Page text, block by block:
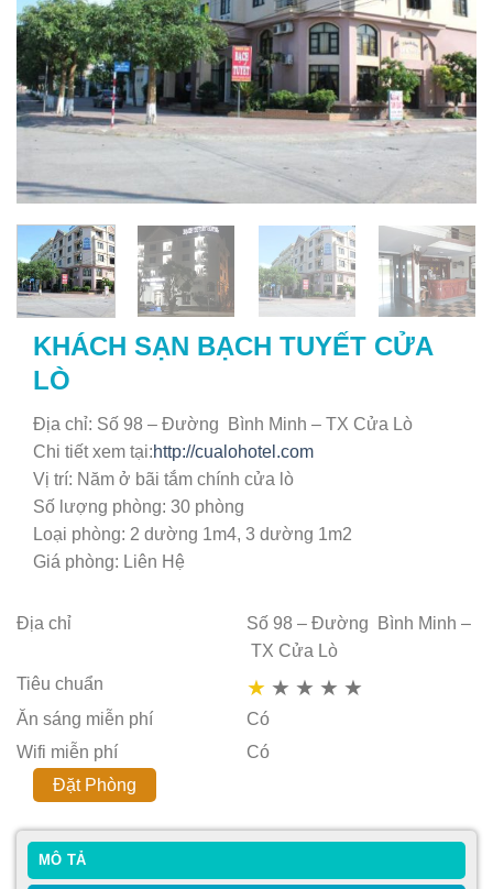
KHÁCH SẠN BẠCH TUYẾT CỬA
LÒ
Địa chỉ: Số 98 – Đường Bình Minh – TX Cửa Lò
Chi tiết xem tại:http://cualohotel.com
Vị trí: Năm ở bãi tắm chính cửa lò
Số lượng phòng: 30 phòng
Loại phòng: 2 dường 1m4, 3 dường 1m2
Giá phòng: Liên Hệ
Địa chỉ
Số 98 – Đường Bình Minh –
TX Cửa Lò
Tiêu chuẩn
★ ★ ★ ★ ★
Ăn sáng miễn phí
Có
Wifi miễn phí
Có
Đặt Phòng
MÔ TẢ